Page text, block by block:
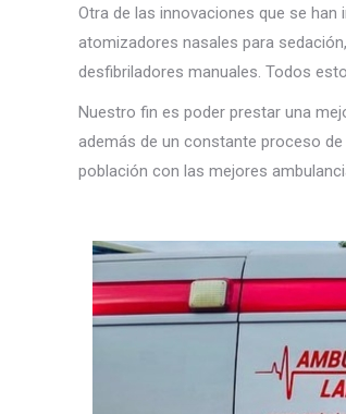
Otra de las innovaciones que se
atomizadores nasales para
desfibriladores manuales. Todos
Nuestro fin es poder prestar una
además de un constante proceso
población con las mejores